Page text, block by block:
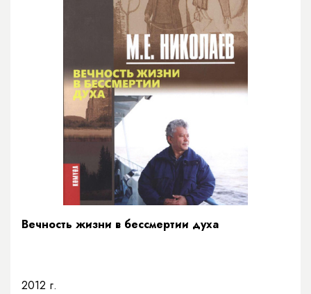
Вечность жизни в бессмертии духа
2012 г.